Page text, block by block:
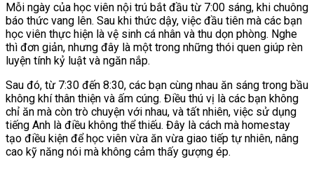
Mỗi ngày của học viên nội trú bắt đầu từ 7:00 sáng, khi chuông
báo thức vang lên. Sau khi thức dậy, việc đầu tiên mà các bạn
học viên thực hiện là vệ sinh cá nhân và thu dọn phòng. Nghe
thì đơn giản, nhưng đây là một trong những thói quen giúp rèn
luyện tính kỷ luật và ngăn nắp.
Sau đó, từ 7:30 đến 8:30, các bạn cùng nhau ăn sáng trong bầu
không khí thân thiện và ấm cúng. Điều thú vị là các bạn không
chỉ ăn mà còn trò chuyện với nhau, và tất nhiên, việc sử dụng
tiếng Anh là điều không thể thiếu. Đây là cách mà homestay
tạo điều kiện để học viên vừa ăn vừa giao tiếp tự nhiên, nâng
cao kỹ năng nói mà không cảm thấy gượng ép.